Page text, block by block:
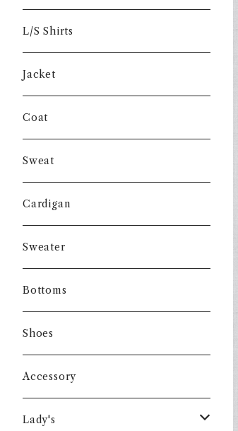
L/S Shirts
Jacket
Coat
Sweat
Cardigan
Sweater
Bottoms
Shoes
Accessory
Lady's